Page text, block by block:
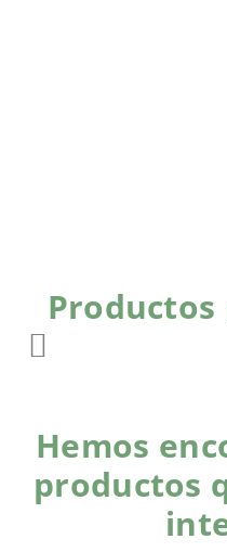
Hemos
productos